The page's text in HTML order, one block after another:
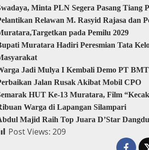
Minta PLN Segera Pasang Tiang
Relawan M. Rasyid Rajasa dan
pada Pemilu 2029
Muratara Hadiri Peresmian Tata
Jadi Mulya I Kembali Demo PT
Jalan Rusak Akibat Mobil CPO
HUT Ke-13 Muratara, Film
Warga di Lapangan Silampari
Majid Raih Top Juara D’Star
Post Views: 209